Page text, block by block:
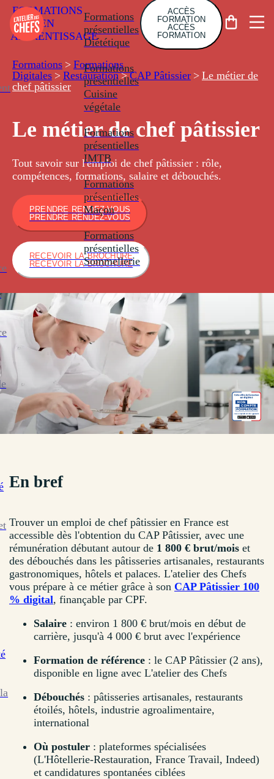
FORMATIONS
EN
APPRENTISSAGE
Formations
présentielles
Diététique
Formations
présentielles
Cuisine
végétale
Formations
présentielles
IMTB
Formations
présentielles
Maçon
Formations
présentielles
Sommellerie
ACCÈS
FORMATION
ACCÈS
FORMATION
Formations > Formations
Digitales > Restauration > CAP Pâtissier > Le métier de
chef pâtissier
Le métier de chef pâtissier
Tout savoir sur l'emploi de chef pâtissier : rôle,
compétences, formations, salaire et débouchés.
PRENDRE RENDEZ-VOUS
PRENDRE RENDEZ-VOUS
RECEVOIR LA BROCHURE
RECEVOIR LA BROCHURE
En bref
Trouver un emploi de chef pâtissier en France est
accessible dès l'obtention du CAP Pâtissier, avec une
rémunération débutant autour de 1 800 € brut/mois et
des débouchés dans les pâtisseries artisanales, restaurants
gastronomiques, hôtels et palaces. L'atelier des Chefs
vous prépare à ce métier grâce à son CAP Pâtissier 100
% digital, finançable par CPF.
Salaire : environ 1 800 € brut/mois en début de
carrière, jusqu'à 4 000 € brut avec l'expérience
Formation de référence : le CAP Pâtissier (2 ans),
disponible en ligne avec L'atelier des Chefs
Débouchés : pâtisseries artisanales, restaurants
étoilés, hôtels, industrie agroalimentaire,
international
Où postuler : plateformes spécialisées
(L'Hôtellerie-Restauration, France Travail, Indeed)
et candidatures spontanées ciblées